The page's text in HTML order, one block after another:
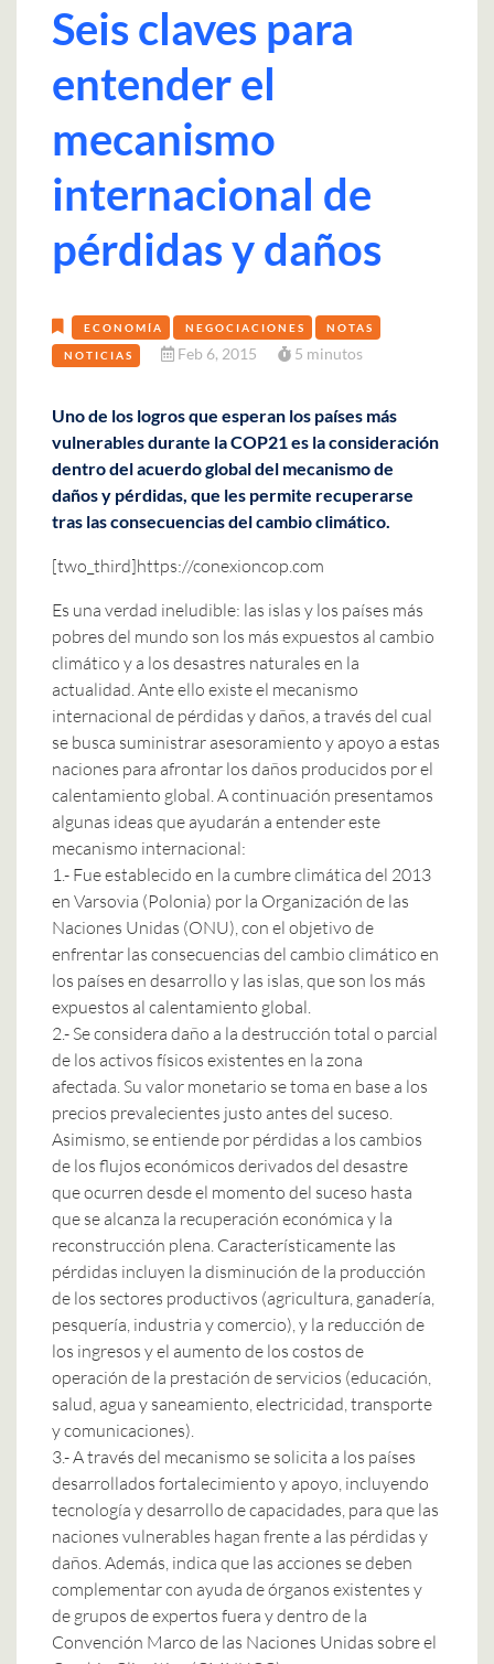
Seis claves para
entender el
mecanismo
internacional de
pérdidas y daños
ECONOMÍA NEGOCIACIONES NOTAS
NOTICIAS Feb 6, 2015 5 minutos
Uno de los logros que esperan los países más
vulnerables durante la COP21 es la consideración
dentro del acuerdo global del mecanismo de
daños y pérdidas, que les permite recuperarse
tras las consecuencias del cambio climático.
[two_third]https://conexioncop.com
Es una verdad ineludible: las islas y los países más
pobres del mundo son los más expuestos al cambio
climático y a los desastres naturales en la
actualidad. Ante ello existe el mecanismo
internacional de pérdidas y daños, a través del cual
se busca suministrar asesoramiento y apoyo a estas
naciones para afrontar los daños producidos por el
calentamiento global. A continuación presentamos
algunas ideas que ayudarán a entender este
mecanismo internacional:
1.- Fue establecido en la cumbre climática del 2013
en Varsovia (Polonia) por la Organización de las
Naciones Unidas (ONU), con el objetivo de
enfrentar las consecuencias del cambio climático en
los países en desarrollo y las islas, que son los más
expuestos al calentamiento global.
2.- Se considera daño a la destrucción total o parcial
de los activos físicos existentes en la zona
afectada. Su valor monetario se toma en base a los
precios prevalecientes justo antes del suceso.
Asimismo, se entiende por pérdidas a los cambios
de los flujos económicos derivados del desastre
que ocurren desde el momento del suceso hasta
que se alcanza la recuperación económica y la
reconstrucción plena. Característicamente las
pérdidas incluyen la disminución de la producción
de los sectores productivos (agricultura, ganadería,
pesquería, industria y comercio), y la reducción de
los ingresos y el aumento de los costos de
operación de la prestación de servicios (educación,
salud, agua y saneamiento, electricidad, transporte
y comunicaciones).
3.- A través del mecanismo se solicita a los países
desarrollados fortalecimiento y apoyo, incluyendo
tecnología y desarrollo de capacidades, para que las
naciones vulnerables hagan frente a las pérdidas y
daños. Además, indica que las acciones se deben
complementar con ayuda de órganos existentes y
de grupos de expertos fuera y dentro de la
Convención Marco de las Naciones Unidas sobre el